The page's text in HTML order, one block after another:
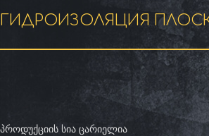
ГИДРОИЗОЛЯЦИЯ
პროდუქციის სია ცარიელია